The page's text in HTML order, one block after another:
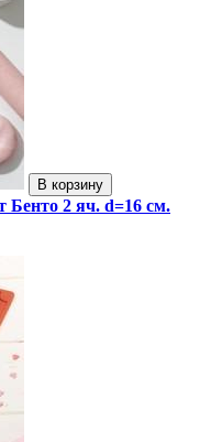
В корзину
2 яч. d=16 см.